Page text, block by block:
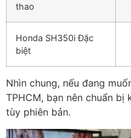
thao
Honda SH350i Đặc
biệt
Nhìn chung, nếu đang
TPHCM, bạn nên chuẩn bị
tùy phiên bản.